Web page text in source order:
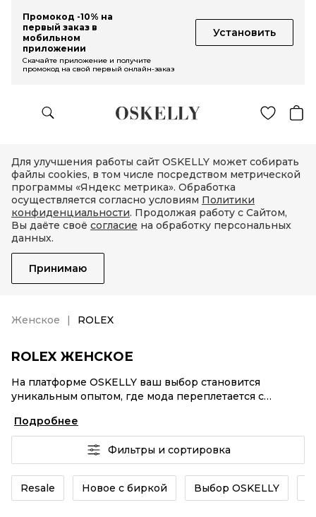
Промокод -10% на
первый заказ в
мобильном
приложении
Установить
Скачайте приложение и получите
промокод на свой первый онлайн-заказ
Для улучшения работы сайт OSKELLY может собирать
файлы cookies, в том числе посредством метрической
программы «Яндекс метрика». Обработка
осуществляется согласно условиям Политики
конфиденциальности. Продолжая работу с Сайтом,
Вы даёте своё согласие на обработку персональных
данных.
Принимаю
Женское ROLEX
ROLEX ЖЕНСКОЕ
На платформе OSKELLY ваш выбор становится
уникальным опытом, где мода переплетается с
аутентификация каждого заказа – ROLEX Женское от
селлеров OSKELLY с быстрой доставкой по России.
Ваш стиль не ждет, и мы тоже! Винтажные изделия
или ROLEX Женское из новых коллекций –
заказывайте на сайте или в приложении OSKELLY с
целой экосистемой инструментов.
Подробнее
Фильтры и сортировка
Resale Новое с биркой Выбор OSKELLY